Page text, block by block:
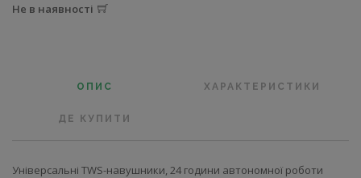
Не в наявності
ОПИС ХАРАКТЕРИСТИКИ
ДЕ КУПИТИ
Універсальні TWS-навушники, 24 години автономної роботи